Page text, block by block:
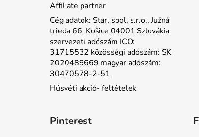
Affiliate partner
Cég adatok: Star, spol. s.r.o., Južná
trieda 66, Košice 04001 Szlovákia
szervezeti adószám ICO:
31715532 közösségi adószám: SK
2020489669 magyar adószám:
30470578-2-51
Húsvéti akció- feltételek
Pinterest